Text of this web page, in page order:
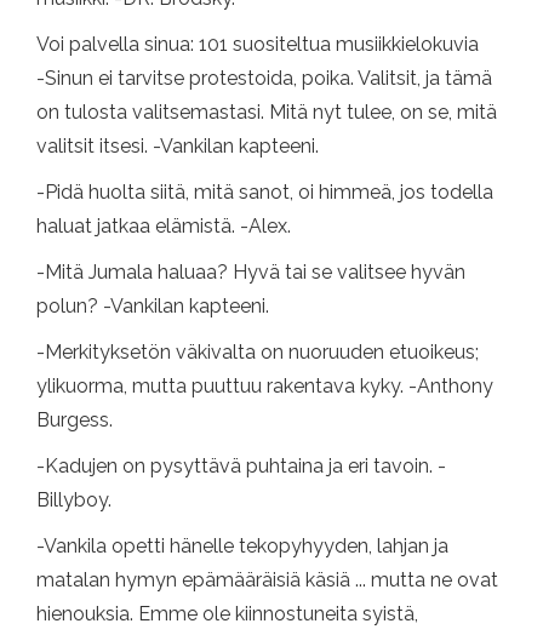
Voi palvella sinua: 101 suositeltua musiikkielokuvia
-Sinun ei tarvitse protestoida, poika. Valitsit, ja tämä
on tulosta valitsemastasi. Mitä nyt tulee, on se, mitä
valitsit itsesi. -Vankilan kapteeni.
-Pidä huolta siitä, mitä sanot, oi himmeä, jos todella
haluat jatkaa elämistä. -Alex.
-Mitä Jumala haluaa? Hyvä tai se valitsee hyvän
polun? -Vankilan kapteeni.
-Merkityksetön väkivalta on nuoruuden etuoikeus;
ylikuorma, mutta puuttuu rakentava kyky. -Anthony
Burgess.
-Kadujen on pysyttävä puhtaina ja eri tavoin. -
Billyboy.
-Vankila opetti hänelle tekopyhyyden, lahjan ja
matalan hymyn epämääräisiä käsiä ... mutta ne ovat
hienouksia. Emme ole kiinnostuneita syistä,